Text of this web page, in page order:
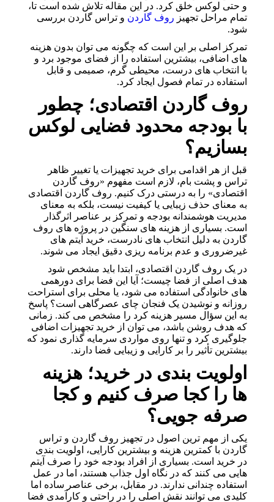
و حتی لوکس خلق کرد. در این مقاله تلاش شده است تا،
تمام مراحل تجهیز روف گاردن و تراس گاردن بررسی
شود.
تمرکز اصلی بر این است که چگونه می توان بدون هزینه
های اضافی، بیشترین استفاده را از فضای موجود برد و
با انتخاب های درست، محیطی گرم، صمیمی و قابل
استفاده در تمام فصول ایجاد کرد.
روف گاردن اقتصادی؛ چطور
با بودجه محدود فضایی لوکس
بسازیم؟
قبل از هر اقدامی برای خرید تجهیزات یا تغییر ظاهر
تراس و پشت بام، لازم است مفهوم «روف گاردن
اقتصادی» را به درستی درک کنیم. روف گاردن اقتصادی
به معنای حذف زیبایی یا کیفیت نیست، بلکه به معنای
مدیریت هوشمندانه بودجه و تمرکز بر عناصر اثرگذار
است. بسیاری از هزینه های سنگین در پروژه های روف
گاردن به دلیل انتخاب های نادرست، خرید آیتم های
غیرضروری و عدم برنامه ریزی دقیق ایجاد می شوند.
در یک روف گاردن اقتصادی، ابتدا باید مشخص شود
هدف اصلی از فضا چیست؛ آیا این فضا برای دورهمی
های خانوادگی استفاده می شود، یا محلی برای استراحت
روزانه و نوشیدن یک فنجان چای عصرگاهی است؟ پاسخ
به این سؤال مسیر هزینه کرد را مشخص می کند. زمانی
که هدف روشن باشد، می توان از خرید تجهیزات اضافی
جلوگیری کرد و تنها روی مواردی سرمایه گذاری نمود که
بیشترین تأثیر را بر کارایی و زیبایی فضا دارند.
اولویت بندی در خرید؛ هزینه
ها را کجا صرف کنیم و کجا
صرفه جویی؟
یکی از مهم ترین اصول در تجهیز روف گاردن و تراس
گاردن با کمترین هزینه و بیشترین کارایی، اولویت بندی
در خرید است. بسیاری از افراد بودجه خود را صرف آیتم
هایی می کنند که در نگاه اول جذاب هستند، اما در عمل
استفاده چندانی ندارند. در مقابل، برخی عناصر ساده اما
کلیدی می توانند نقش اصلی را در راحتی و کارآمدی فضا